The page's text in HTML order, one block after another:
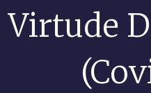
Virtude